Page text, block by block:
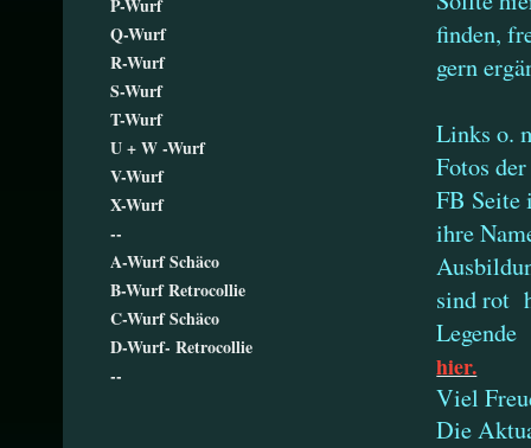
finden,
gern
Links o.
Fotos
FB Seite
ihre
sind rot
Legende
hier.
Viel
Die
P-Wurf
Q-Wurf
R-Wurf
S-Wurf
T-Wurf
U + W -Wurf
V-Wurf
X-Wurf
--
A-Wurf Schäco
B-Wurf Retrocollie
C-Wurf Schäco
D-Wurf- Retrocollie
--